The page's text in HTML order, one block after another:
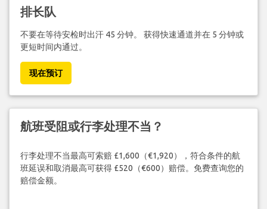
排长队
不要在等待安检时出汗 45 分钟。 获得快速通道并在 5 分钟或
更短时间内通过。
现在预订
航班受阻或行李处理不当？
行李处理不当最高可索赔 £1,600（€1,920），符合条件的航
班延误和取消最高可获得 £520（€600）赔偿。免费查询您的
赔偿金额。